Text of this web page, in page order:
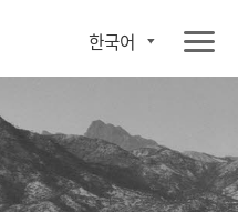
한국어